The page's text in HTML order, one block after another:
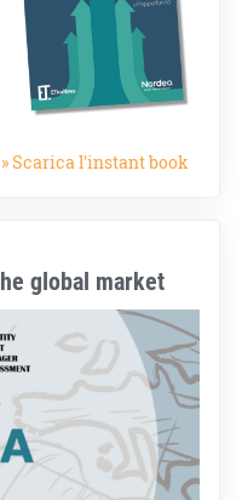
» Scarica l'instant book
global market